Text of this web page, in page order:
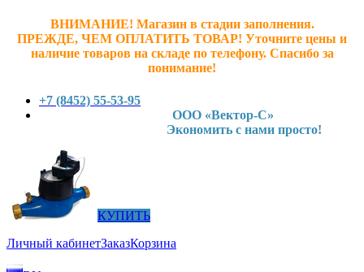
ВНИМАНИЕ! Магазин в стадии заполнения.
ПРЕЖДЕ, ЧЕМ ОПЛАТИТЬ ТОВАР! Уточните цены и
наличие товаров на складе по телефону. Спасибо за
понимание!
+7 (8452) 55-53-95
ООО «Вектор-С»
Экономить с нами просто!
КУПИТЬ
Личный кабинетЗаказКорзина